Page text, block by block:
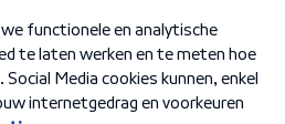
Privacybeleid